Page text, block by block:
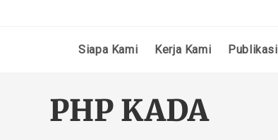
Siapa Kami Kerja Kami Publikasi
PHP KADA